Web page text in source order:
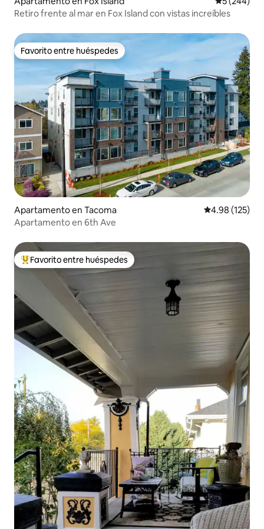
Retiro frente al mar en Fox Island con vistas increíbles
Favorito entre huéspedes
Favorito entre huéspedes
Apartamento en Tacoma Calificación
4.98 (125)
Apartamento en 6th Ave
Favorito entre huéspedes preferido
Favorito entre huéspedes